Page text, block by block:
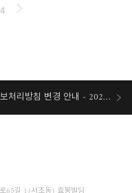
개인정보처리방침 변경 안내 - 2026/07/30 시행